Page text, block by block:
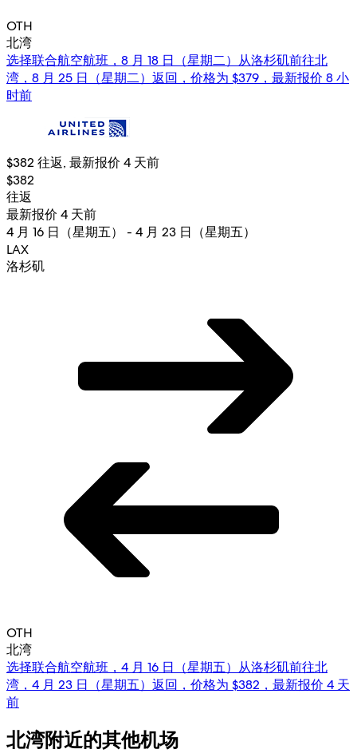
OTH
北湾
选择联合航空航班，8 月 18 日（星期二）从洛杉矶前往北
湾，8 月 25 日（星期二）返回，价格为 $379，最新报价 8 小
时前
$382 往返, 最新报价 4 天前
$382
往返
最新报价 4 天前
4 月 16 日（星期五） - 4 月 23 日（星期五）
LAX
洛杉矶
OTH
北湾
选择联合航空航班，4 月 16 日（星期五）从洛杉矶前往北
湾，4 月 23 日（星期五）返回，价格为 $382，最新报价 4 天
前
北湾附近的其他机场